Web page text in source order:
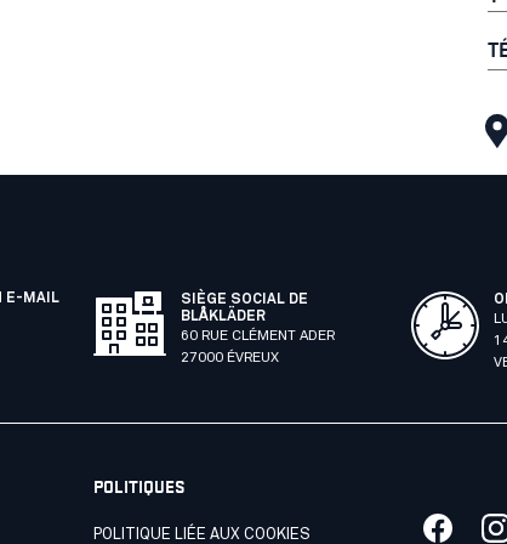
E-MAIL
SIÈGE SOCIAL DE
BLÅKLÄDER
60 RUE CLÉMENT ADER
27000 ÉVREUX
POLITIQUES
POLITIQUE LIÉE AUX COOKIES